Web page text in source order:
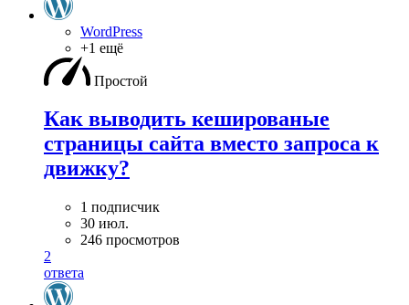
WordPress
+1 ещё
Простой
Как выводить кешированые
страницы сайта вместо запроса к
движку?
1 подписчик
30 июл.
246 просмотров
2
ответа